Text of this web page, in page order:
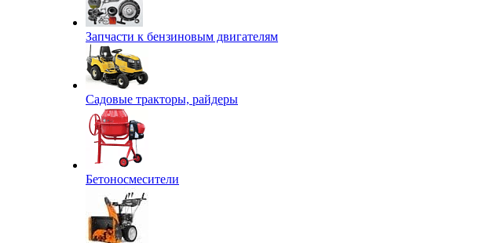
Запчасти к бензиновым двигателям
Садовые тракторы, райдеры
Бетоносмесители